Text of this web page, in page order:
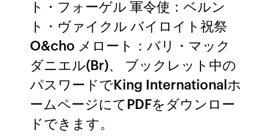
ト・フォーゲル 軍令使：ベルン
ト・ヴァイクル バイロイト祝祭
O&cho メロート：バリ・マック
ダニエル(Br)、 ブックレット中の
パスワードでKing Internationalホ
ームページにてPDFをダウンロー
ドできます。